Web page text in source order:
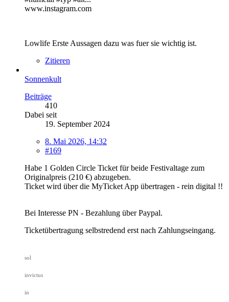
www.instagram.com
Lowlife Erste Aussagen dazu was fuer sie wichtig ist.
Zitieren
Sonnenkult
Beiträge
410
Dabei seit
19. September 2024
8. Mai 2026, 14:32
#169
Habe 1 Golden Circle Ticket für beide Festivaltage zum
Originalpreis (210 €) abzugeben.
Ticket wird über die MyTicket App übertragen - rein digital !!
Bei Interesse PN - Bezahlung über Paypal.
Ticketübertragung selbstredend erst nach Zahlungseingang.
sol
invictus
in